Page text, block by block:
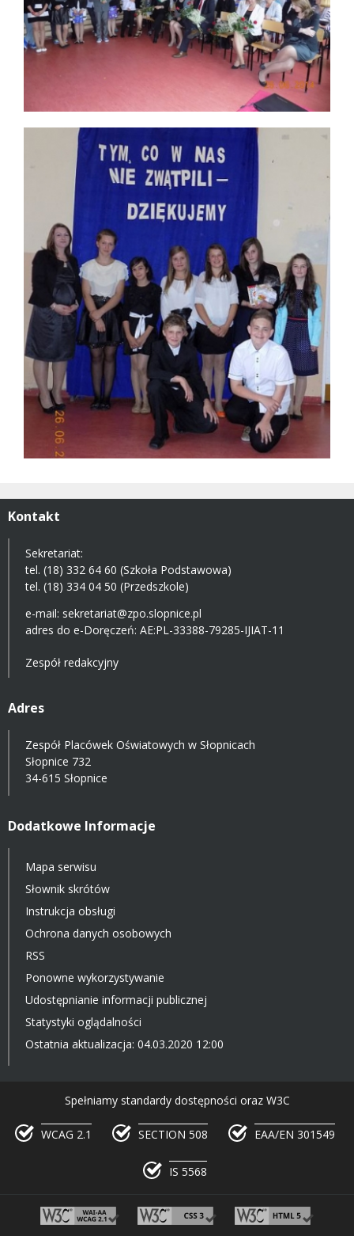
Kontakt
Sekretariat:
tel. (18) 332 64 60 (Szkoła Podstawowa)
tel. (18) 334 04 50 (Przedszkole)
e-mail: sekretariat@zpo.slopnice.pl
adres do e-Doręczeń: AE:PL-33388-79285-IJIAT-11
Zespół redakcyjny
Adres
Zespół Placówek Oświatowych w Słopnicach
Słopnice 732
34-615 Słopnice
Dodatkowe Informacje
Mapa serwisu
Słownik skrótów
Instrukcja obsługi
Ochrona danych osobowych
RSS
Ponowne wykorzystywanie
Udostępnianie informacji publicznej
Statystyki oglądalności
Ostatnia aktualizacja: 04.03.2020 12:00
Spełniamy standardy dostępności oraz W3C
WCAG 2.1 SECTION 508 EAA/EN 301549
IS 5568